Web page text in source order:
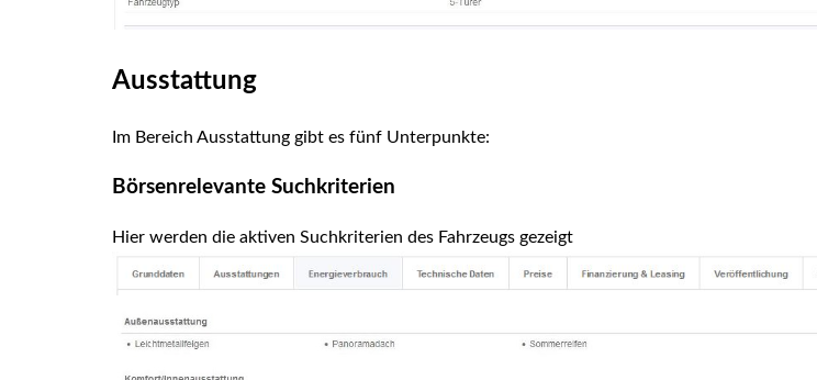
Ausstattung
Im Bereich Ausstattung gibt es fünf Unterpunkte:
Börsenrelevante Suchkriterien
Hier werden die aktiven Suchkriterien des Fahrzeugs gezeigt